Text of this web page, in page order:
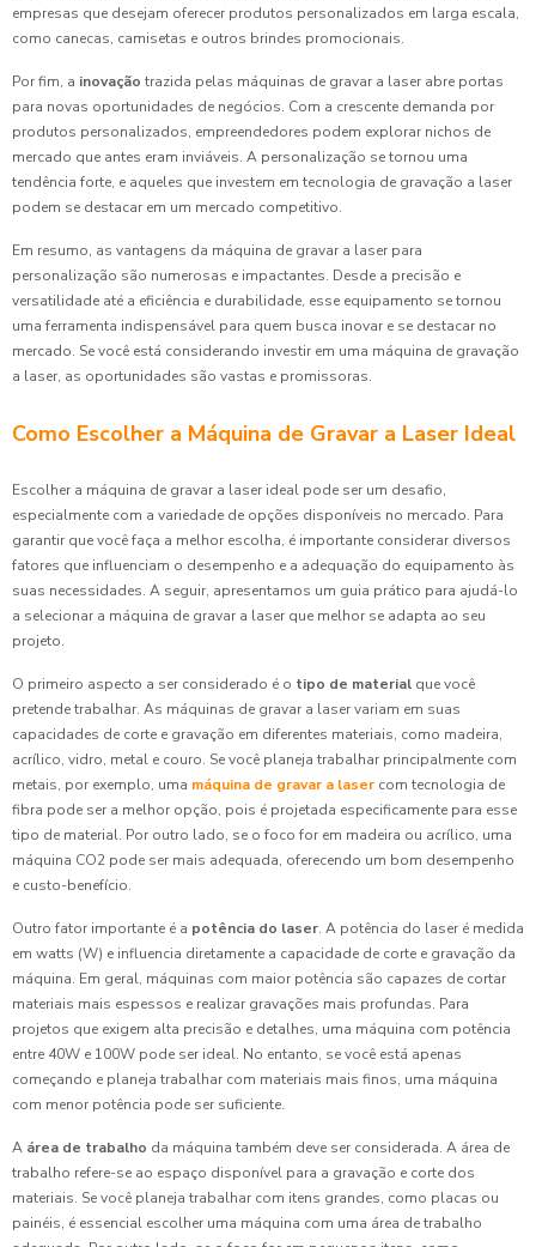
empresas que desejam oferecer produtos personalizados em larga escala,
como canecas, camisetas e outros brindes promocionais.
Por fim, a inovação trazida pelas máquinas de gravar a laser abre portas
para novas oportunidades de negócios. Com a crescente demanda por
produtos personalizados, empreendedores podem explorar nichos de
mercado que antes eram inviáveis. A personalização se tornou uma
tendência forte, e aqueles que investem em tecnologia de gravação a laser
podem se destacar em um mercado competitivo.
Em resumo, as vantagens da máquina de gravar a laser para
personalização são numerosas e impactantes. Desde a precisão e
versatilidade até a eficiência e durabilidade, esse equipamento se tornou
uma ferramenta indispensável para quem busca inovar e se destacar no
mercado. Se você está considerando investir em uma máquina de gravação
a laser, as oportunidades são vastas e promissoras.
Como Escolher a Máquina de Gravar a Laser Ideal
Escolher a máquina de gravar a laser ideal pode ser um desafio,
especialmente com a variedade de opções disponíveis no mercado. Para
garantir que você faça a melhor escolha, é importante considerar diversos
fatores que influenciam o desempenho e a adequação do equipamento às
suas necessidades. A seguir, apresentamos um guia prático para ajudá-lo
a selecionar a máquina de gravar a laser que melhor se adapta ao seu
projeto.
O primeiro aspecto a ser considerado é o tipo de material que você
pretende trabalhar. As máquinas de gravar a laser variam em suas
capacidades de corte e gravação em diferentes materiais, como madeira,
acrílico, vidro, metal e couro. Se você planeja trabalhar principalmente com
metais, por exemplo, uma máquina de gravar a laser com tecnologia de
fibra pode ser a melhor opção, pois é projetada especificamente para esse
tipo de material. Por outro lado, se o foco for em madeira ou acrílico, uma
máquina CO2 pode ser mais adequada, oferecendo um bom desempenho
e custo-benefício.
Outro fator importante é a potência do laser. A potência do laser é medida
em watts (W) e influencia diretamente a capacidade de corte e gravação da
máquina. Em geral, máquinas com maior potência são capazes de cortar
materiais mais espessos e realizar gravações mais profundas. Para
projetos que exigem alta precisão e detalhes, uma máquina com potência
entre 40W e 100W pode ser ideal. No entanto, se você está apenas
começando e planeja trabalhar com materiais mais finos, uma máquina
com menor potência pode ser suficiente.
A área de trabalho da máquina também deve ser considerada. A área de
trabalho refere-se ao espaço disponível para a gravação e corte dos
materiais. Se você planeja trabalhar com itens grandes, como placas ou
painéis, é essencial escolher uma máquina com uma área de trabalho